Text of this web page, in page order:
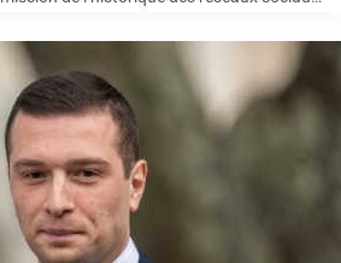
entrer sans visa via le programme
...